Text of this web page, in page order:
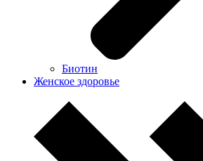
Биотин
Женское здоровье